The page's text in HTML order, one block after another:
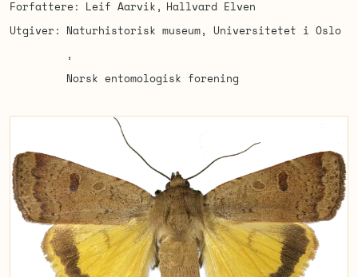
Forfattere Leif Aarvik
Hallvard Elven
Utgiver
Naturhistorisk museum, Universitetet i Oslo
Norsk entomologisk forening